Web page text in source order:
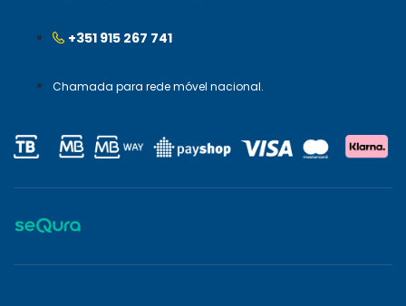
+351 915 267 741
Chamada para rede móvel nacional.